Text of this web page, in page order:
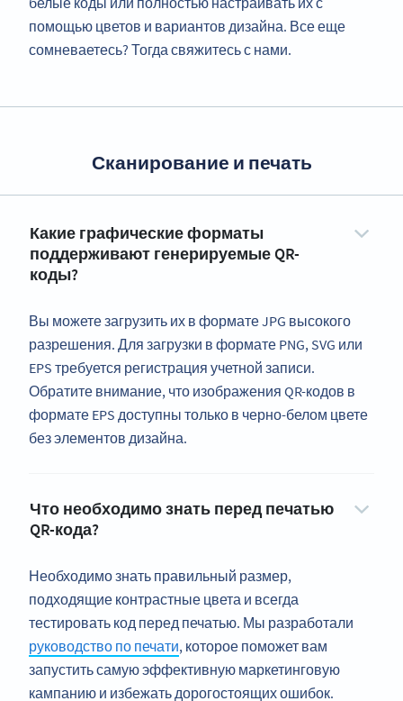
помощью цветов и вариантов дизайна. Все еще
сомневаетесь? Тогда свяжитесь с нами.
Сканирование и печать
Какие графические форматы
поддерживают генерируемые QR-
коды?
Вы можете загрузить их в формате JPG высокого
разрешения. Для загрузки в формате PNG, SVG или
EPS требуется регистрация учетной записи.
Обратите внимание, что изображения QR-кодов в
формате EPS доступны только в черно-белом цвете
без элементов дизайна.
Что необходимо знать перед печатью
QR-кода?
Необходимо знать правильный размер,
подходящие контрастные цвета и всегда
тестировать код перед печатью. Мы разработали
руководство по печати, которое поможет вам
запустить самую эффективную маркетинговую
кампанию и избежать дорогостоящих ошибок.